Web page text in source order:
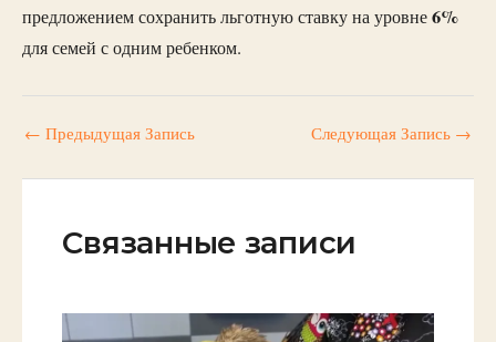
предложением сохранить льготную ставку на уровне6%
для семей с одним ребенком.
← Предыдущая Запись Следующая Запись →
Связанные записи